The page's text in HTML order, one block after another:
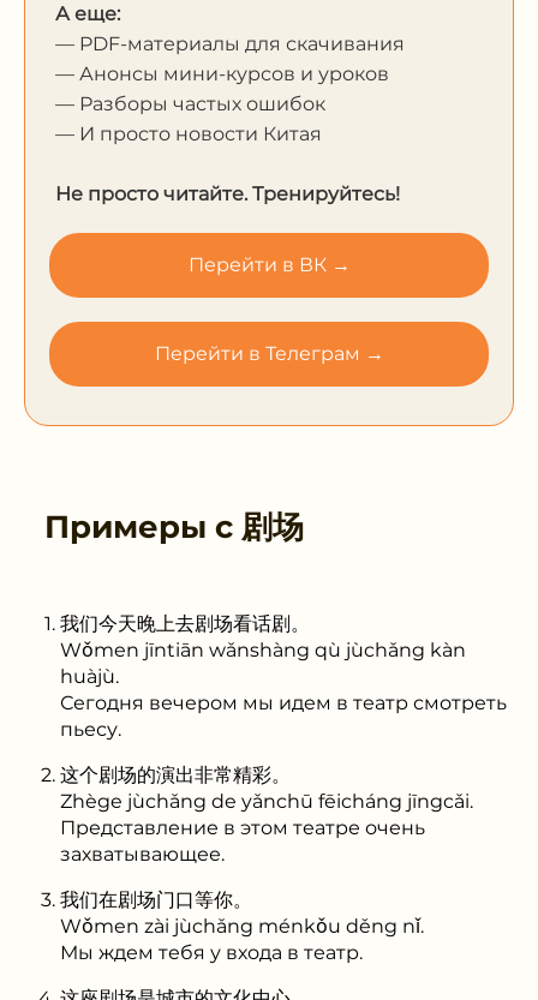
А еще:
— PDF-материалы для скачивания
— Анонсы мини-курсов и уроков
— Разборы частых ошибок
— И просто новости Китая
Не просто читайте. Тренируйтесь!
Перейти в ВК →
Перейти в Телеграм →
Примеры с 剧场
我们今天晚上去剧场看话剧。
Wǒmen jīntiān wǎnshàng qù jùchǎng kàn
huàjù.
Сегодня вечером мы идем в театр смотреть
пьесу.
这个剧场的演出非常精彩。
Zhège jùchǎng de yǎnchū fēicháng jīngcǎi.
Представление в этом театре очень
захватывающее.
我们在剧场门口等你。
Wǒmen zài jùchǎng ménkǒu děng nǐ.
Мы ждем тебя у входа в театр.